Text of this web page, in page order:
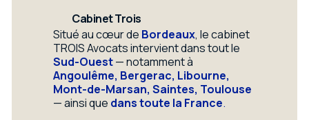
Cabinet Trois
Situé au cœur de Bordeaux, le cabinet
TROIS Avocats intervient dans tout le
Sud-Ouest— notamment à
Angoulême, Bergerac, Libourne,
Mont-de-Marsan, Saintes, Toulouse
— ainsi que dans toute la France.